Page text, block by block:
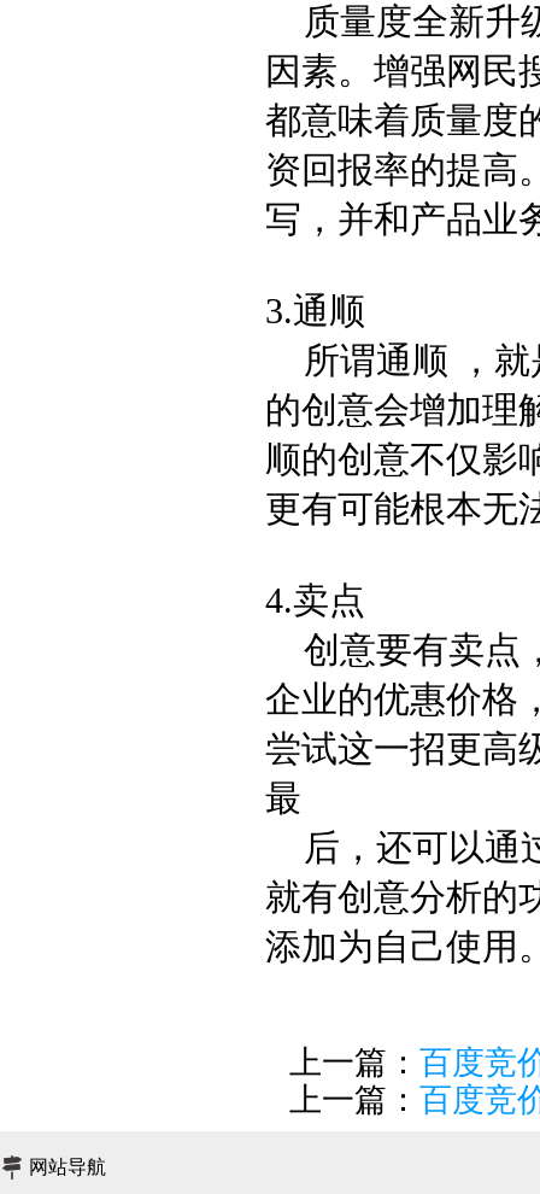
质量度全新升
因素。增强网民
都意味着质量度
资回报率的提高
写，并和产品业
3.通顺
所谓通顺
，
的创意会增加理
顺的创意不仅影
更有可能根本无
4.卖点
创意要有卖点
企业的优惠价格
尝试这一招更高
最
后，还可以通
就有创意分析的
添加为自己使用
上一篇： 百度竞
上一篇： 百度竞
网站导航